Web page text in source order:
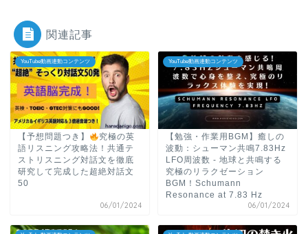
関連記事
YouTube動画連動コンテンツ
【予想問題つき】
究極の英
語リスニング攻略法！共通テ
ストリスニング対話文を徹底
研究して完成した超絶対話文
50
06/01/2024
YouTube動画連動コンテンツ
【勉強・作業用BGM】癒しの
波動：シューマン共鳴7.83Hz
LFO周波数 - 地球と共鳴する
究極のリラクゼーション
BGM！Schumann
Resonance at 7.83 Hz
06/01/2024